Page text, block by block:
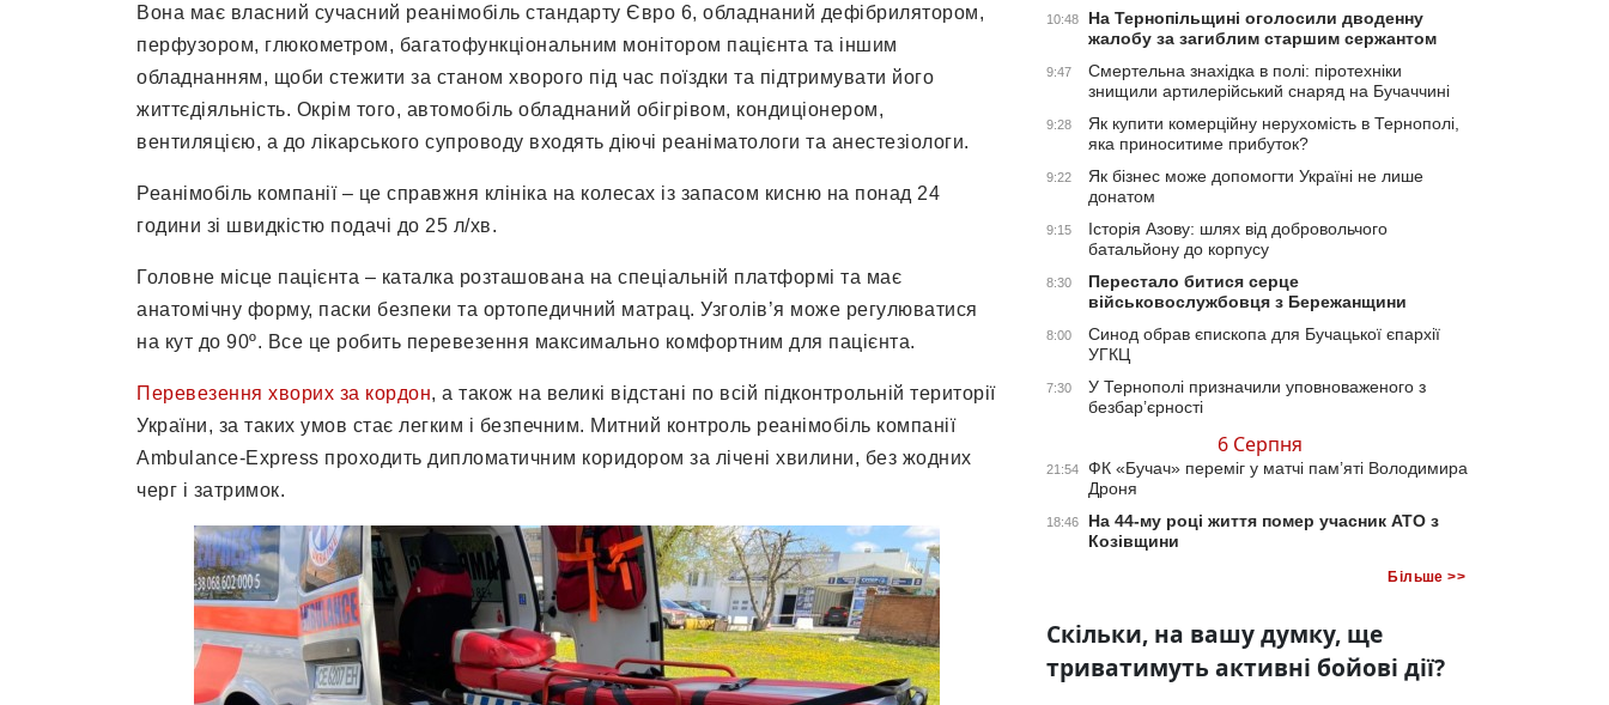
Вона має власний сучасний реанімобіль стандарту Євро 6, обладнаний дефібрилятором,
перфузором, глюкометром, багатофункціональним монітором пацієнта та іншим
обладнанням, щоби стежити за станом хворого під час поїздки та підтримувати його
життєдіяльність. Окрім того, автомобіль обладнаний обігрівом, кондиціонером,
вентиляцією, а до лікарського супроводу входять діючі реаніматологи та анестезіологи.
Реанімобіль компанії – це справжня клініка на колесах із запасом кисню на понад 24
години зі швидкістю подачі до 25 л/хв.
Головне місце пацієнта – каталка розташована на спеціальній платформі та має
анатомічну форму, паски безпеки та ортопедичний матрац. Узголів’я може регулюватися
на кут до 90º. Все це робить перевезення максимально комфортним для пацієнта.
Перевезення хворих за кордон, а також на великі відстані по всій підконтрольній території
України, за таких умов стає легким і безпечним. Митний контроль реанімобіль компанії
Ambulance-Express проходить дипломатичним коридором за лічені хвилини, без жодних
черг і затримок.
10:48
На Тернопільщині оголосили дводенну
жалобу за загиблим старшим сержантом
9:47
Смертельна знахідка в полі: піротехніки
знищили артилерійський снаряд на Бучаччині
9:28
Як купити комерційну нерухомість в Тернополі,
яка приноситиме прибуток?
9:22
Як бізнес може допомогти Україні не лише
донатом
9:15
Історія Азову: шлях від добровольчого
батальйону до корпусу
8:30
Перестало битися серце
військовослужбовця з Бережанщини
8:00
Синод обрав єпископа для Бучацької єпархії
УГКЦ
7:30
У Тернополі призначили уповноваженого з
безбар’єрності
6 Серпня
21:54
ФК «Бучач» переміг у матчі пам’яті Володимира
Дроня
18:46
На 44-му році життя помер учасник АТО з
Козівщини
Більше >>
Скільки, на вашу думку, ще
триватимуть активні бойові дії?